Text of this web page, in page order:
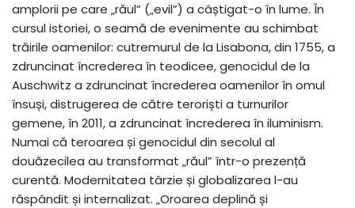
amplorii pe care „răul” („evil”) a câștigat-o în lume. În
cursul istoriei, o seamă de evenimente au schimbat
trăirile oamenilor: cutremurul de la Lisabona, din 1755, a
zdruncinat încrederea în teodicee, genocidul de la
Auschwitz a zdruncinat încrederea oamenilor în omul
însuși, distrugerea de către teroriști a turnurilor
gemene, în 2011, a zdruncinat încrederea în iluminism.
Numai că teroarea și genocidul din secolul al
douăzecilea au transformat „răul” într-o prezență
curentă. Modernitatea târzie și globalizarea l-au
răspândit și internalizat. „Oroarea deplină și